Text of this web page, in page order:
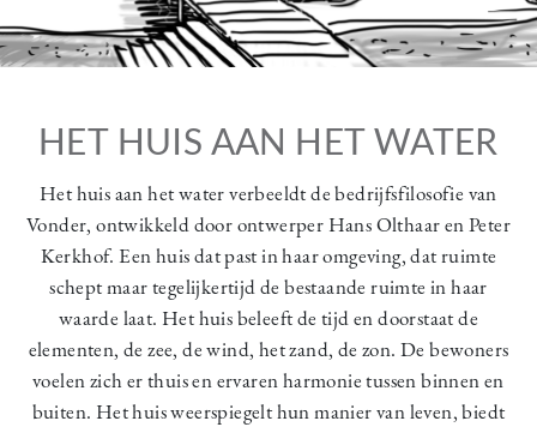
HET HUIS AAN HET WATER
Het huis aan het water verbeeldt de bedrijfsfilosofie van
Vonder, ontwikkeld door ontwerper Hans Olthaar en Peter
Kerkhof. Een huis dat past in haar omgeving, dat ruimte
schept maar tegelijkertijd de bestaande ruimte in haar
waarde laat. Het huis beleeft de tijd en doorstaat de
elementen, de zee, de wind, het zand, de zon. De bewoners
voelen zich er thuis en ervaren harmonie tussen binnen en
buiten. Het huis weerspiegelt hun manier van leven, biedt